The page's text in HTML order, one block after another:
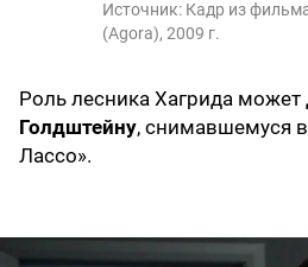
Источник: Кадр из
(Agora), 2009 г.
Роль лесника Хагрида может
Голдштейну, снимавшемуся
Лассо».